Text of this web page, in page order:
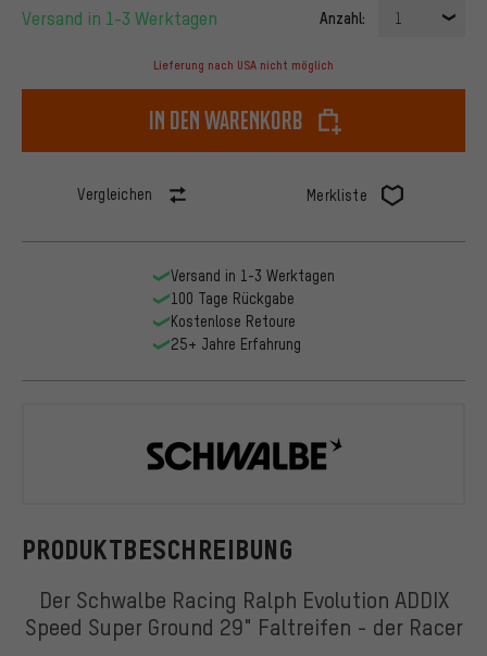
Versand in 1-3 Werktagen Anzahl: 1
Lieferung nach USA nicht möglich
In den Warenkorb
Vergleichen Merkliste
PRODUKTBESCHREIBUNG
Der Schwalbe Racing Ralph Evolution ADDIX
Speed Super Ground 29" Faltreifen - der Racer
Versand in 1-3 Werktagen
100 Tage Rückgabe
Kostenlose Retoure
25+ Jahre Erfahrung